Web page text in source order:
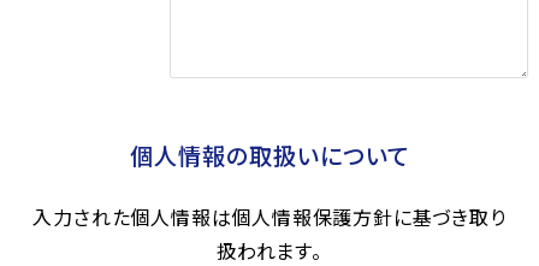
個人情報の取扱いについて
入力された個人情報は個人情報保護方針に基づき取り
扱われます。